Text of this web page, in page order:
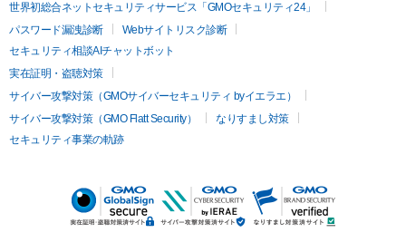
世界初総合ネットセキュリティサービス「GMOセキュリティ24」
パスワード漏洩診断
Webサイトリスク診断
セキュリティ相談AIチャットボット
実在証明・盗聴対策
サイバー攻撃対策（GMOサイバーセキュリティ byイエラエ）
サイバー攻撃対策（GMO Flatt Security）
なりすまし対策
セキュリティ事業の軌跡